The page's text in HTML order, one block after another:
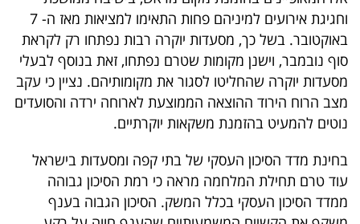
פעולה
דרושים
ניוזלטרים
מייל
אדום
וחגיגת אירועים למיניהם פחות התאימו למציאות מאז ה- 7
באוקטובר. בשל כך, מסעדות יוקרה רבות נפתחו רק לקראת
סוף נובמבר, וישנן מקומות שטרם נפתחו, זאת בנוסף לבעלי
מסעדות יוקרה שהחליטו לסגור את מקומותיהם. נציין כי עקב
מצב הרוח הירוד ההוצאה הממוצעת לארוחה ירדה והסועדים
נוטים להמעיט בהזמנת משקאות יוקרתיים.
בחינת מדד הסיכון העסקי של בתי קפה ומסעדות בישראל
עוד טרם תחילת המלחמה מראה כי רמת הסיכון גבוהה
ממדד הסיכון העסקי בכלל המשק. הסיכון הגבוה בענף